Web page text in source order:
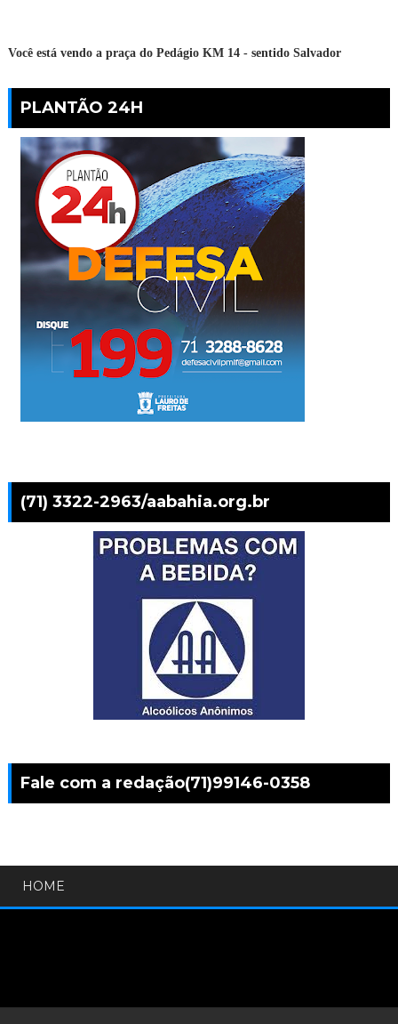
Você está vendo a praça do Pedágio KM 14 - sentido Salvador
PLANTÃO 24H
(71) 3322-2963/aabahia.org.br
Fale com a redação(71)99146-0358
HOME